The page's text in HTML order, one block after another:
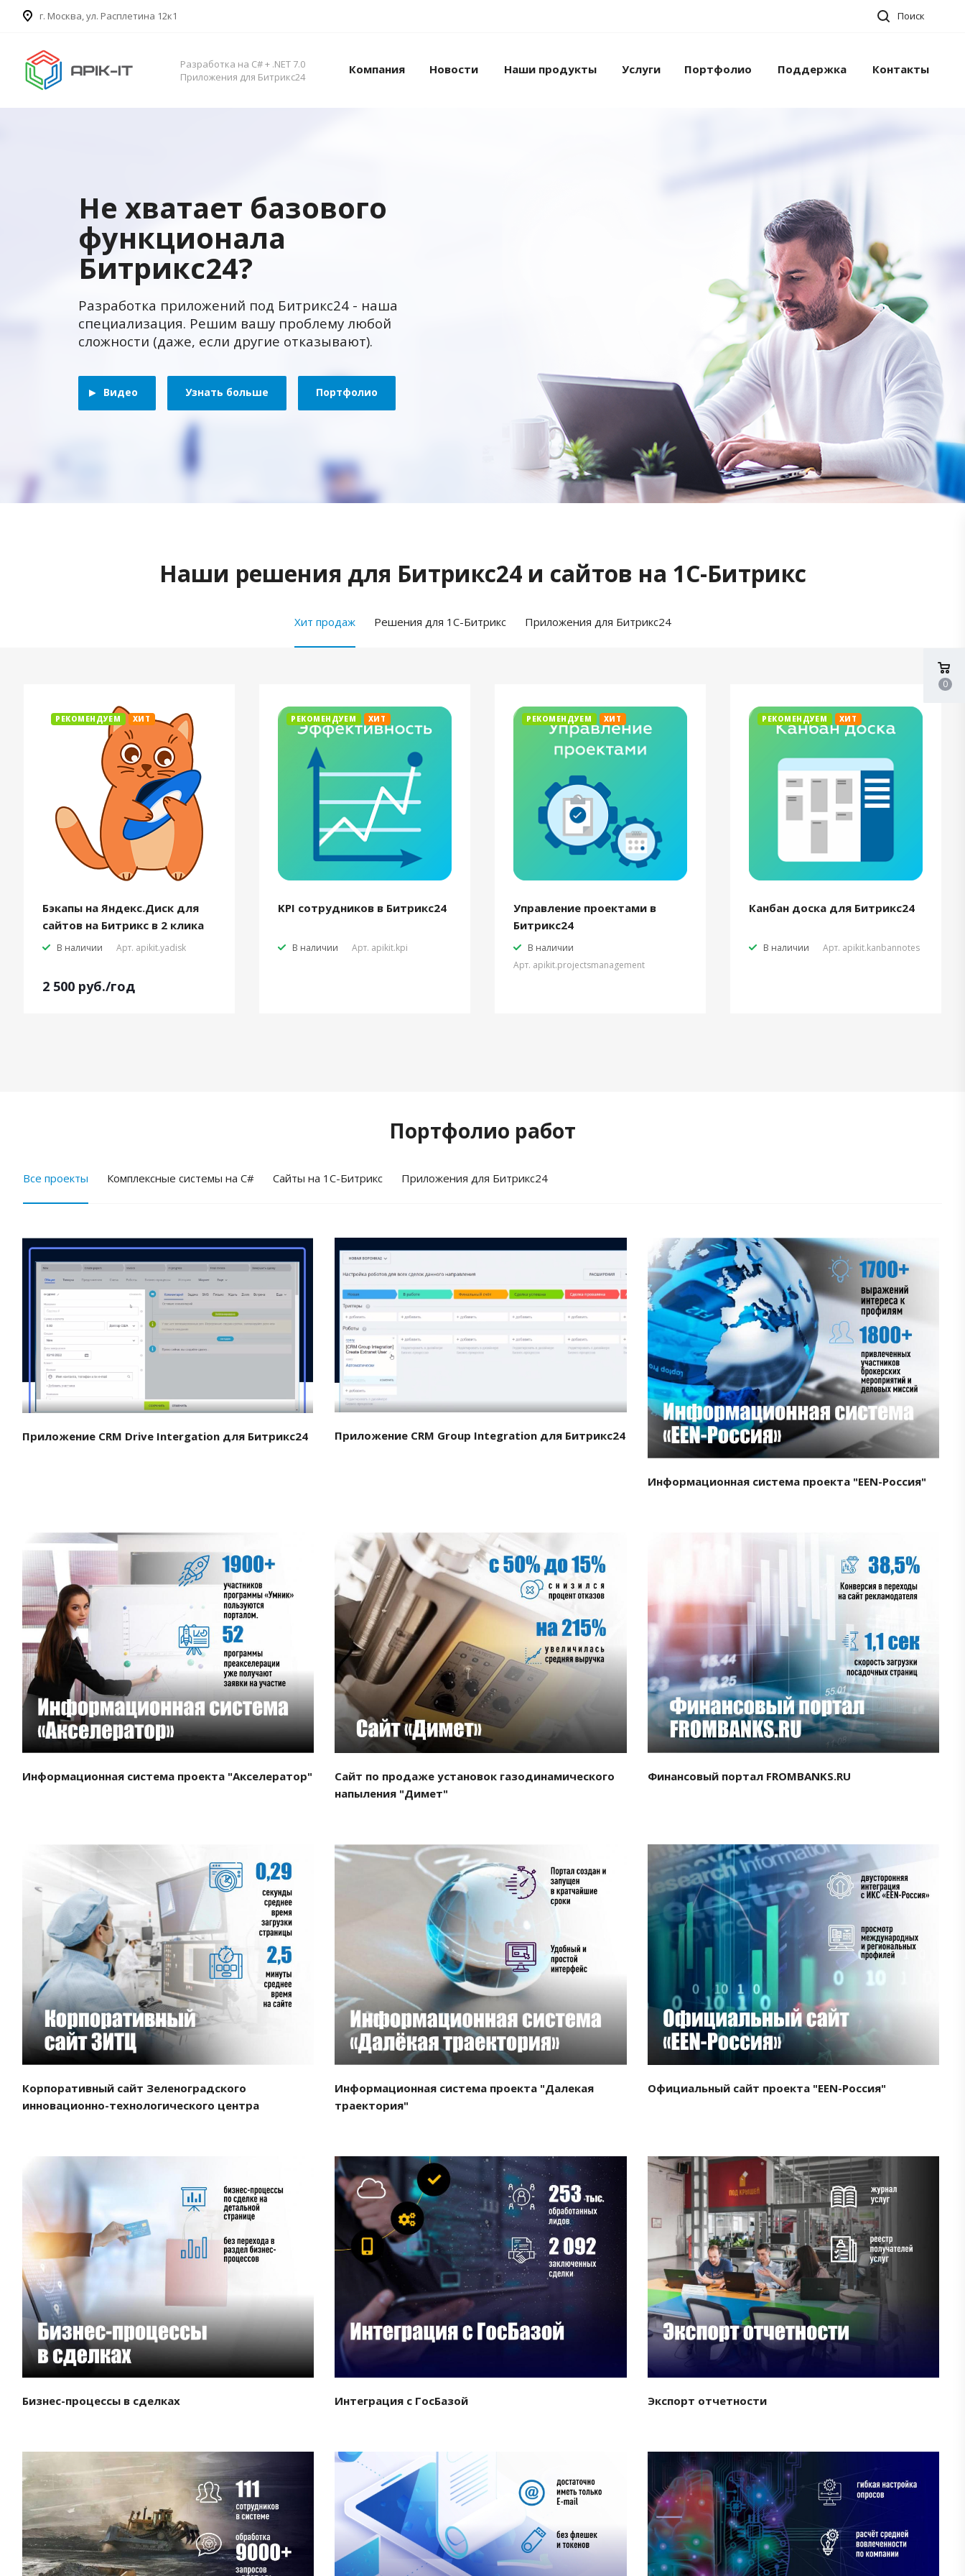
​г. Москва, ул. Расплетина 12к1 Поиск
Разработка на C# + .NET 7.0
Приложения для Битрикс24
Компания Новости Наши продукты Услуги Портфолио Поддержка Контакты
Не хватает базового
функционала
Битрикс24?
Разработка приложений под Битрикс24 - наша
специализация. Решим вашу проблему любой
сложности (даже, если другие отказывают).
Видео Узнать больше Портфолио
Наши решения для Битрикс24 и сайтов на 1С-Битрикс
Хит продаж Решения для 1С-Битрикс Приложения для Битрикс24
РЕКОМЕНДУЕМ ХИТ
Бэкапы на Яндекс.Диск для
сайтов на Битрикс в 2 клика
В наличии Арт. apikit.yadisk
2 500 руб./год
РЕКОМЕНДУЕМ ХИТ
KPI сотрудников в Битрикс24
В наличии Арт. apikit.kpi
РЕКОМЕНДУЕМ ХИТ
Управление проектами в
Битрикс24
В наличии
Арт. apikit.projectsmanagement
РЕКОМЕНДУЕМ ХИТ
Канбан доска для Битрикс24
В наличии Арт. apikit.kanbannotes
Портфолио работ
Все проекты Комплексные системы на C# Cайты на 1С-Битрикс Приложения для Битрикс24
Смотреть проект
Приложение CRM Drive Intergation для Битрикс24 Приложение CRM Group Integration для Битрикс24
Смотреть проект
Информационная система проекта "EEN-Россия"
Смотреть проект
Информационная система проекта "Акселератор"
Смотреть проект
Сайт по продаже установок газодинамического
напыления "Димет"
Смотреть проект
Финансовый портал FROMBANKS.RU
Смотреть проект
Корпоративный сайт Зеленоградского
инновационно-технологического центра
Смотреть проект
Информационная система проекта "Далекая
траектория"
Смотреть проект
Официальный сайт проекта "EEN-Россия"
Бизнес-процессы в сделках
Смотреть проект
Интеграция с ГосБазой
Смотреть проект
Экспорт отчетности
Смотреть проект Смотреть проект Смотреть проект
0